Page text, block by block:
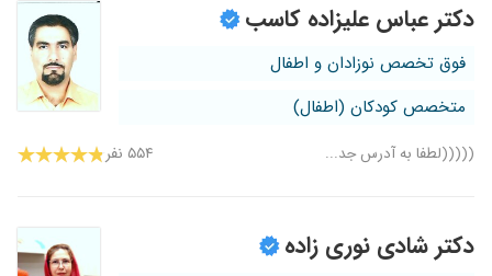
دکتر عباس علیزاده کاسب
فوق تخصص نوزادان و اطفال
متخصص کودکان (اطفال)
(((((لطفا به آدرس جد... ۵۵۴ نفر
دکتر شادی نوری زاده